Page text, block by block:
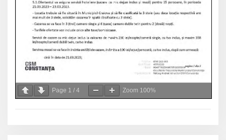
Page 1 / 4 Zoom 100%